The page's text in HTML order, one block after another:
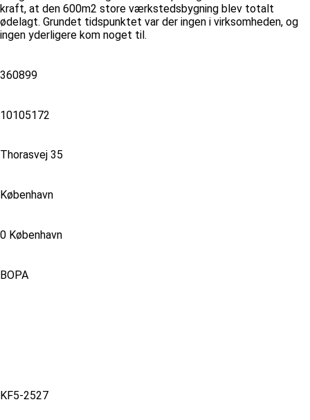
kraft, at den 600m2 store værkstedsbygning blev totalt
ødelagt. Grundet tidspunktet var der ingen i virksomheden, og
ingen yderligere kom noget til.
360899
10105172
Thorasvej 35
København
0 København
BOPA
KF5-2527